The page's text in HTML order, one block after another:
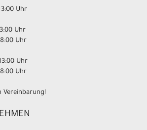
Uhr
Uhr
Uhr
Uhr
Uhr